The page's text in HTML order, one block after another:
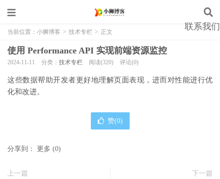
联系我们
当前位置： 小狮博客 > 技术专栏 > 正文
使用 Performance API 实现前端资源监控
2024-11-11 分类： 技术专栏 阅读(320) 评论(0)
这些数据帮助开发者更好地理解页面表现，进而对性能进行优
化和改进。
赞(0)
分享到： 更多 (0)
上一篇
下一篇